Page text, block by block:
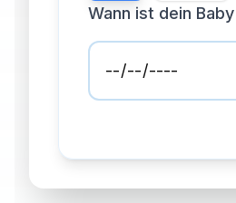
Wann ist dein